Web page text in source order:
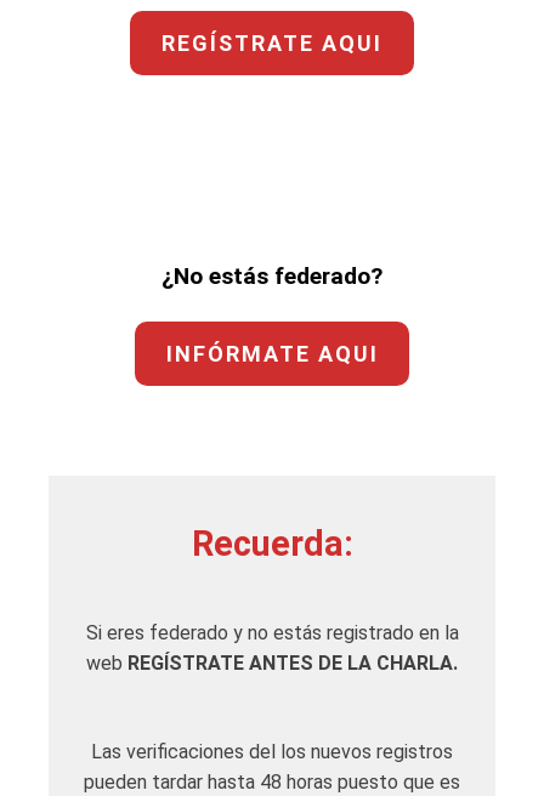
REGÍSTRATE AQUI
¿No estás federado?
INFÓRMATE AQUI
Recuerda:
Si eres federado y no estás registrado en la
web REGÍSTRATE ANTES DE LA CHARLA.
Las verificaciones del los nuevos registros
pueden tardar hasta 48 horas puesto que es